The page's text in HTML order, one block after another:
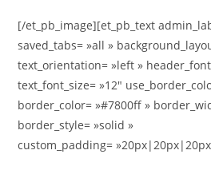
[/et_pb_image][et_pb_text
saved_tabs= »all »
text_orientation= »left »
text_font_size= »12″
border_color= »#7800ff »
border_style= »solid »
custom_padding=